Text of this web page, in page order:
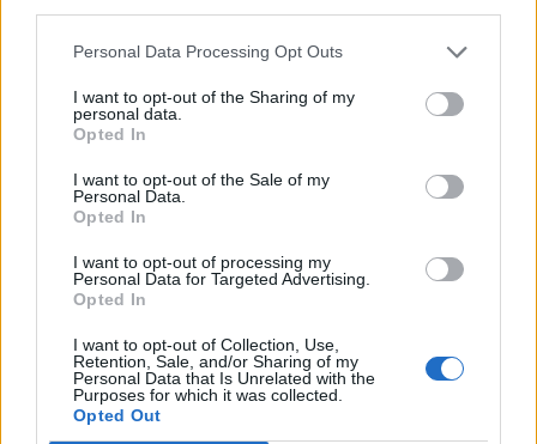
Personal Data Processing Opt Outs
I want to opt-out of the Sharing of my
personal data.
Opted In
I want to opt-out of the Sale of my
Personal Data.
Opted In
I want to opt-out of processing my
Personal Data for Targeted Advertising.
Opted In
I want to opt-out of Collection, Use,
Retention, Sale, and/or Sharing of my
Personal Data that Is Unrelated with the
Purposes for which it was collected.
Opted Out
Capacita Jovem de Poiares aproxima
jovens ao mundo do trabalho